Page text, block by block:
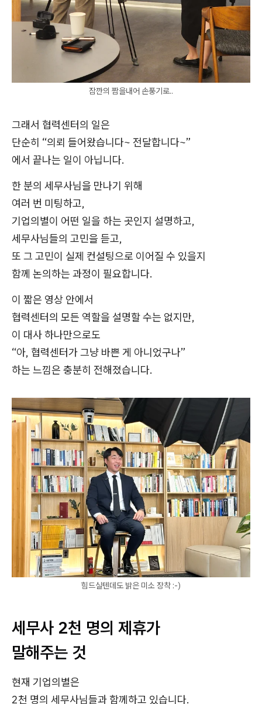
잠깐의 짬을내어 손풍기로..
그래서 협력센터의 일은
단순히 “의뢰 들어왔습니다~ 전달합니다~”
에서 끝나는 일이 아닙니다.
한 분의 세무사님을 만나기 위해
여러 번 미팅하고,
기업의별이 어떤 일을 하는 곳인지 설명하고,
세무사님들의 고민을 듣고,
또 그 고민이 실제 컨설팅으로 이어질 수 있을지
함께 논의하는 과정이 필요합니다.
이 짧은 영상 안에서
협력센터의 모든 역할을 설명할 수는 없지만,
이 대사 하나만으로도
“아, 협력센터가 그냥 바쁜 게 아니었구나”
하는 느낌은 충분히 전해졌습니다.
힘드실텐데도 밝은 미소 장착 :-)
세무사 2천 명의 제휴가
말해주는 것
현재 기업의별은
2천 명의 세무사님들과 함께하고 있습니다.